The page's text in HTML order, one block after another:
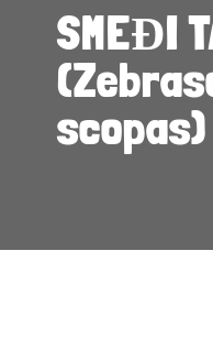
SMEĐI
scopas)